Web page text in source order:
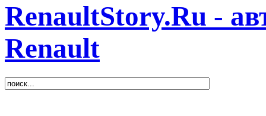
RenaultStory.Ru -
Renault